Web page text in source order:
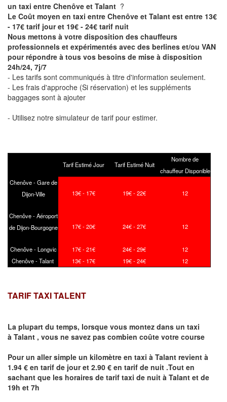
un taxi entre Chenôve et Talant ?
Le Coût moyen en taxi entre Chenôve et Talant est entre 13€
- 17€ tarif jour et 19€ - 24€ tarif nuit
Nous mettons à votre disposition des chauffeurs
professionnels et expérimentés avec des berlines et/ou VAN
pour répondre à tous vos besoins de mise à disposition
24h/24, 7j/7
- Les tarifs sont communiqués à titre d'information seulement.
- Les frais d'approche (Si réservation) et les suppléments
baggages sont à ajouter
- Utilisez notre simulateur de tarif pour estimer.
Tarif Estimé Jour Tarif Estimé Nuit
Nombre de
chauffeur Disponible
Chenôve - Gare de
Dijon-Ville
13€ - 17€ 19€ - 22€ 12
Chenôve - Aéroport
de Dijon-Bourgogne
17€ - 20€ 24€ - 27€ 12
Chenôve - Longvic 17€ - 21€ 24€ - 29€
12
Chenôve - Talant
13€ - 17€ 19€ - 24€ 12
TARIF TAXI TALENT
La plupart du temps, lorsque vous montez dans un taxi
à Talant , vous ne savez pas combien coûte votre course
Pour un aller simple un kilomètre en taxi à Talant revient à
1.94 € en tarif de jour et 2.90 € en tarif de nuit .Tout en
sachant que les horaires de tarif taxi de nuit à Talant et de
19h et 7h